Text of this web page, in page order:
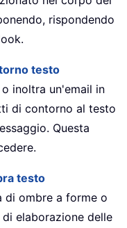
rispondendo
testo
inoltra un'email in
di contorno al testo
Questa
testo
di ombre a forme o
elaborazione delle